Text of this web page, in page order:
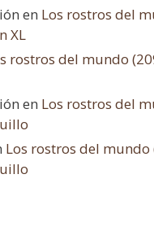
en Los rostros del
XL
rostros del mundo
en Los rostros del
Los rostros del mundo